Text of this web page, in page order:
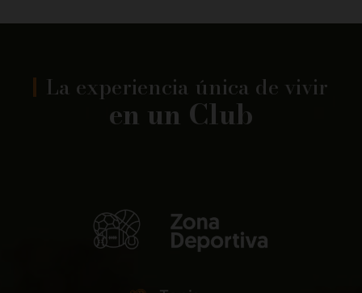
La experiencia única de vivir
en un Club